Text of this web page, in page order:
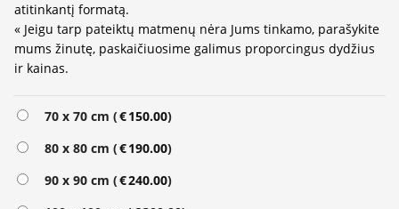
atitinkantį formatą.
« Jeigu tarp pateiktų matmenų nėra Jums tinkamo, parašykite
mums žinutę, paskaičiuosime galimus proporcingus dydžius
ir kainas.
70 x 70 cm (€150.00)
80 x 80 cm (€190.00)
90 x 90 cm (€240.00)
Alternative: